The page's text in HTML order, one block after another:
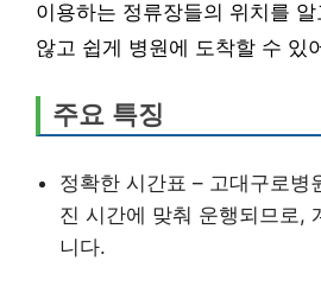
이용하는 정류장들의 위치를
않고 쉽게 병원에 도착할 수 있
주요 특징
정확한 시간표 – 고대구로병
진 시간에 맞춰 운행되므로,
니다.